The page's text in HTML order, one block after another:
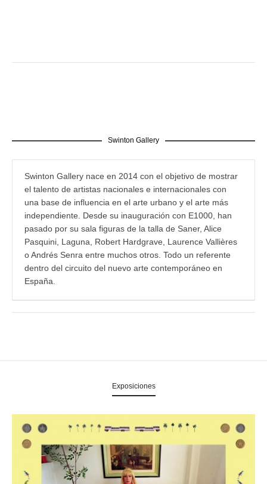
Swinton Gallery
Swinton Gallery nace en 2014 con el objetivo de mostrar
el talento de artistas nacionales e internacionales con
una base de influencia en el arte urbano y el arte más
independiente. Desde su inauguración con E1000, han
pasado por su sala figuras de la talla de Saner, Alice
Pasquini, Laguna, Robert Hardgrave, Laurence Vallières
o Andrés Senra entre muchos otros. Todo un referente
dentro del circuito del nuevo arte contemporáneo en
España.
Exposiciones